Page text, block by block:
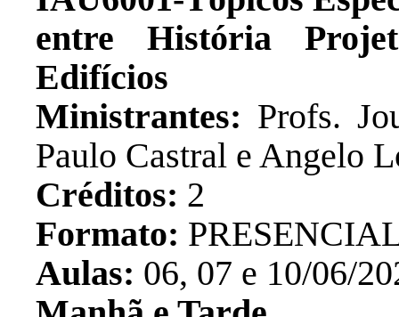
entre História
Edifícios
Ministrantes: Profs.
Paulo Castral e Angelo
Créditos: 2
Formato:
Aulas: 06, 07 e 10/06/